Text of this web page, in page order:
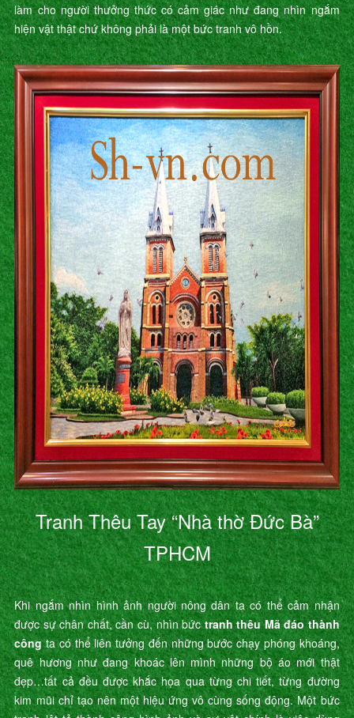
làm cho người thưởng thức có cảm giác như đang nhìn ngắm
hiện vật thật chứ không phải là một bức tranh vô hồn.
Tranh Thêu Tay “Nhà thờ Đức Bà”
TPHCM
Khi ngắm nhìn hình ảnh người nông dân ta có thể cảm nhận
được sự chân chất, cần cù, nhìn bứctranh thêu Mã đáo thành
côngta có thể liên tưởng đến những bước chạy phóng khoáng,
quê hương như đang khoác lên mình những bộ áo mới thật
đẹp…tất cả đều được khắc họa qua từng chi tiết, từng đường
kim mũi chỉ tạo nên một hiệu ứng vô cùng sống động. Một bức